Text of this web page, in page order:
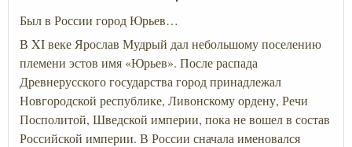
Был в России город Юрьев…
В XI веке Ярослав Мудрый дал небольшому поселению
племени эстов имя «Юрьев». После распада
Древнерусского государства город принадлежал
Новгородской республике, Ливонскому ордену, Речи
Посполитой, Шведской империи, пока не вошел в состав
Российской империи. В России сначала именовался